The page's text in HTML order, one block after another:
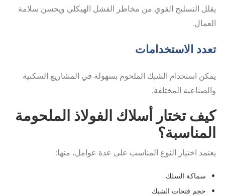
يقلل التسليح القوي من مخاطر الفشل الهيكلي ويحسن سلامة
العمال.
تعدد الاستخدامات
يمكن استخدام الشبك الملحوم بسهولة في المشاريع السكنية
والصناعية المختلفة.
كيف تختار أسلاك الفولاذ الملحومة
المناسبة؟
يعتمد اختيار النوع المناسب على عدة عوامل، منها:
سماكة السلك
حجم فتحات الشبك